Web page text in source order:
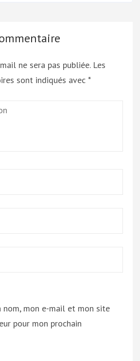
ne sera pas publiée. Les
sont indiqués avec *
nom, mon e-mail et mon site
pour mon prochain